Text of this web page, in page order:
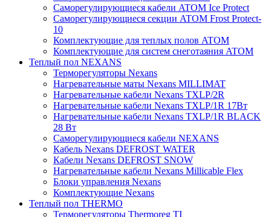
Саморегулирующиеся кабели ATOM Ice Protect
Саморегулирующиеся секции ATOM Frost Protect-
10
Комплектующие для теплых полов ATOM
Комплектующие для систем снеготаяния ATOM
Теплый пол NEXANS
Терморегуляторы Nexans
Нагревательные маты Nexans MILLIMAT
Нагревательные кабели Nexans TXLP/2R
Нагревательные кабели Nexans TXLP/1R 17Вт
Нагревательные кабели Nexans TXLP/1R BLACK
28 Вт
Саморегулирующиеся кабели NEXANS
Кабель Nexans DEFROST WATER
Кабели Nexans DEFROST SNOW
Нагревательные кабели Nexans Millicable Flex
Блоки управления Nexans
Комплектующие Nexans
Теплый пол THERMO
Терморегуляторы Thermoreg TI